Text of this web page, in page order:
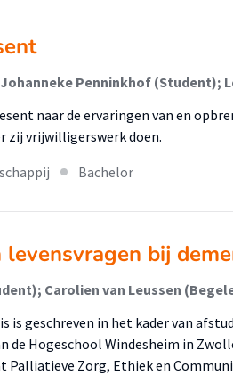
naar de ervaringen van en
zij vrijwilligerswerk doen.
Bachelor
levensvragen bij
is geschreven in het kader van
de Hogeschool Windesheim in
Palliatieve Zorg, Ethiek en